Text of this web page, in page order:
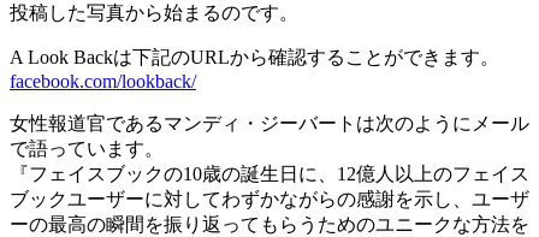
投稿した写真から始まるのです。
A Look Backは下記のURLから確認することができます。
facebook.com/lookback/
女性報道官であるマンディ・ジーバートは次のようにメール
で語っています。
『フェイスブックの10歳の誕生日に、12億人以上のフェイス
ブックユーザーに対してわずかながらの感謝を示し、ユーザ
ーの最高の瞬間を振り返ってもらうためのユニークな方法を